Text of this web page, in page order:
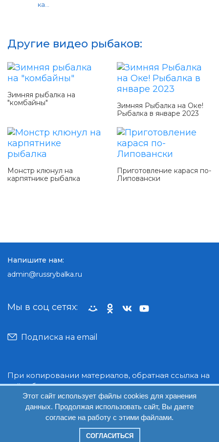
ка...
Другие видео рыбаков:
Зимняя рыбалка на
"комбайны"
Зимняя Рыбалка на Оке!
Рыбалка в январе 2023
Монстр клюнул на
карпятнике рыбалка
Приготовление карася по-
Липовански
При копировании материалов, обратная ссылка на
сайт обязательна.
© Руссрыбалка: 2018-2026
Мы в соц сетях:
Подписка на email
Напишите нам:
admin@russrybalka.ru
Этот сайт использует файлы cookies для хранения
данных. Продолжая использовать сайт, Вы даете
согласие на работу с этими файлами.
СОГЛАСИТЬСЯ